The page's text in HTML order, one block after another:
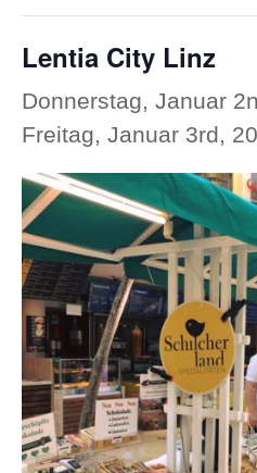
Lentia City Linz
Donnerstag, Januar
Freitag, Januar 3rd,